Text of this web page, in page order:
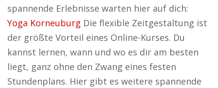
spannende Erlebnisse warten hier auf dich:
Yoga Korneuburg Die flexible Zeitgestaltung ist
der größte Vorteil eines Online-Kurses. Du
kannst lernen, wann und wo es dir am besten
liegt, ganz ohne den Zwang eines festen
Stundenplans. Hier gibt es weitere spannende